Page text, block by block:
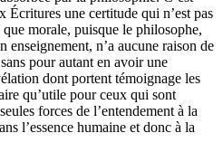
une certitude qui n’est pas
morale, puisque le philosophe,
enseignement, n’a aucune raison de
pour autant en avoir une
dont portent témoignage les
qu’utile pour ceux qui sont
forces de l’entendement à la
l’essence humaine et donc à la